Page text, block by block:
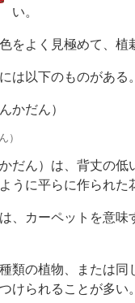
い。
をよく見極めて、植
は以下のものがある。
かだん）
）
だん）は、背丈の
うに平らに作られた
、カーペットを意味
類の植物、または
けられることが多い。